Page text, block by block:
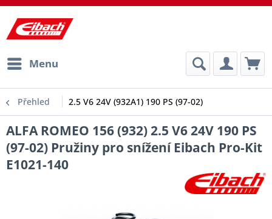
Menu
Přehled 2.5 V6 24V (932A1) 190 PS (97-02)
ALFA ROMEO 156 (932) 2.5 V6 24V 190 PS
(97-02) Pružiny pro snížení Eibach Pro-Kit
E1021-140